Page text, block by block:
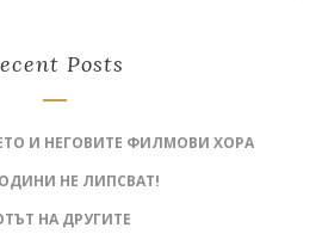
Posts
И НЕГОВИТЕ ФИЛМОВИ ХОРА
НЕ ЛИПСВАТ!
НА ДРУГИТЕ